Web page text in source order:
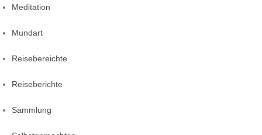
Meditation
Mundart
Reisebereichte
Reiseberichte
Sammlung